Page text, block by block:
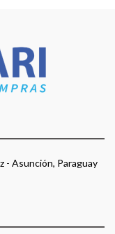
- Asunción, Paraguay